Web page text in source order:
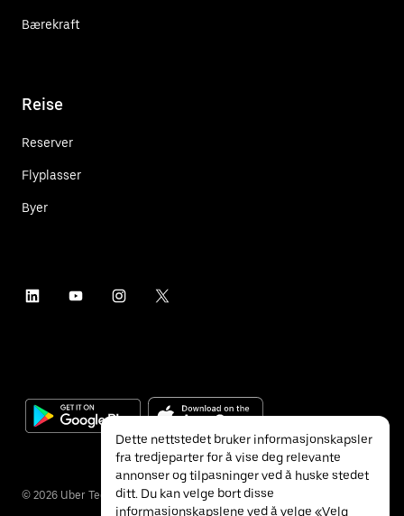
Bærekraft
Reise
Reserver
Flyplasser
Byer
© 2026 Uber Technologies Inc.
Dette nettstedet bruker informasjonskapsler
fra tredjeparter for å vise deg relevante
annonser og tilpasninger ved å huske stedet
ditt. Du kan velge bort disse
informasjonskapslene ved å velge «Velg